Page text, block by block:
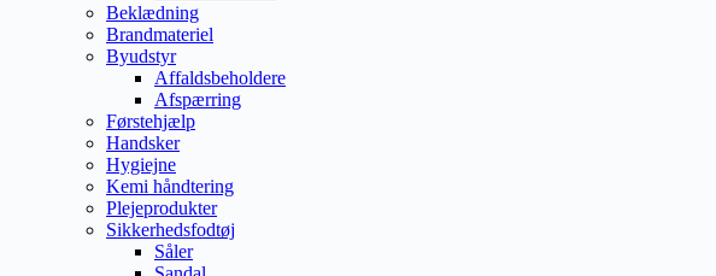
Beklædning
Brandmateriel
Byudstyr
Affaldsbeholdere
Afspærring
Førstehjælp
Handsker
Hygiejne
Kemi håndtering
Plejeprodukter
Sikkerhedsfodtøj
Såler